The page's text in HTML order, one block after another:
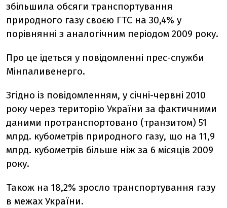
збільшила обсяги транспортування
природного газу своєю ГТС на 30,4% у
порівнянні з аналогічним періодом 2009 року.
Про це ідеться у повідомленні прес-служби
Мінпаливенерго.
Згідно із повідомленням, у січні-червні 2010
року через територію України за фактичними
даними протранспортовано (транзитом) 51
млрд. кубометрів природного газу, що на 11,9
млрд. кубометрів більше ніж за 6 місяців 2009
року.
Також на 18,2% зросло транспортування газу
в межах України.